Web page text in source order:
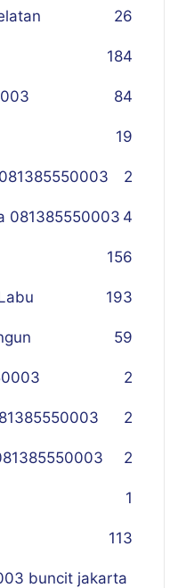
26
184
84
19
2
081385550003 4
156
193
59
2
2
2
1
113
buncit jakarta